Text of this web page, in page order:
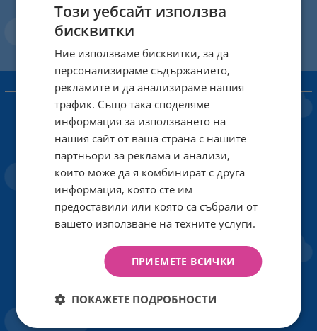
ИНФОРМАЦИЯ
Доставка и плащане
Общи условия за ползване
Политиката за поверителност
Политика за използване на бисквитки
При възникване на спор, свързан с покупка онлайн,
можете да ползвате сайта ОРС
Вашите права
Отказ от сделка
Този уебсайт използва
бисквитки
Ние използваме бисквитки, за да
персонализираме съдържанието,
рекламите и да анализираме нашия
трафик. Също така споделяме
информация за използването на
нашия сайт от ваша страна с нашите
партньори за реклама и анализи,
които може да я комбинират с друга
информация, която сте им
предоставили или която са събрали от
вашето използване на техните услуги.
ПРИЕМЕТЕ ВСИЧКИ
ПОКАЖЕТЕ ПОДРОБНОСТИ